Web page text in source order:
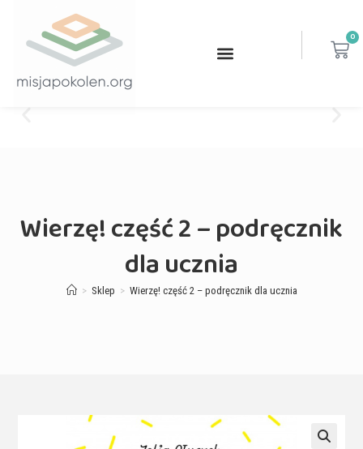
0
Wierzę! część 2 – podręcznik
dla ucznia
> Sklep > Wierzę! część 2 – podręcznik dla ucznia